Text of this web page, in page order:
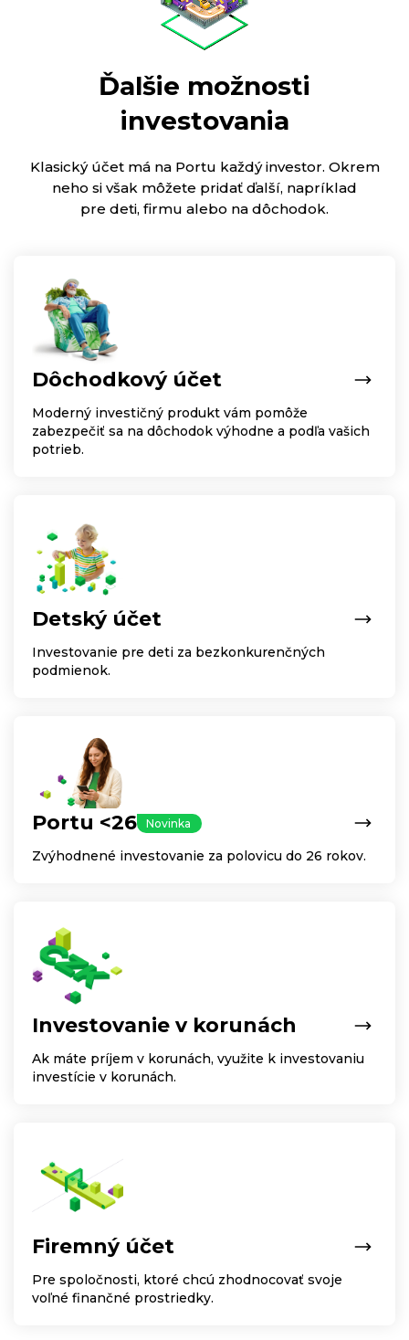
Ďalšie možnosti
investovania
Klasický účet má na Portu každý investor. Okrem
neho si však môžete pridať ďalší, napríklad
pre deti, firmu alebo na dôchodok.
Dôchodkový účet
Moderný investičný produkt vám pomôže
zabezpečiť sa na dôchodok výhodne a podľa vašich
potrieb.
Detský účet
Investovanie pre deti za bezkonkurenčných
podmienok.
Portu <26 Novinka
Zvýhodnené investovanie za polovicu do 26 rokov.
Investovanie v korunách
Ak máte príjem v korunách, využite k investovaniu
investície v korunách.
Firemný účet
Pre spoločnosti, ktoré chcú zhodnocovať svoje
voľné finančné prostriedky.